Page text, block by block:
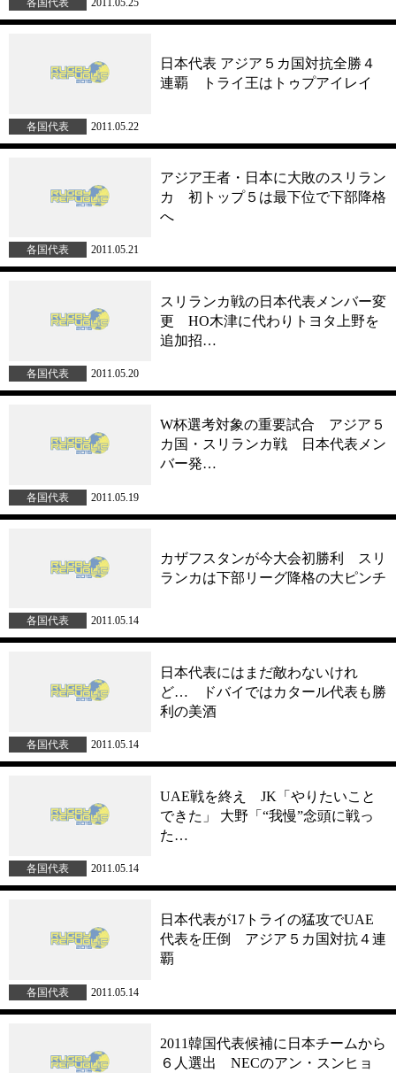
各国代表 2011.05.25
日本代表 アジア５カ国対抗全勝４
連覇 トライ王はトゥプアイレイ
各国代表 2011.05.22
アジア王者・日本に大敗のスリラン
カ 初トップ５は最下位で下部降格
へ
各国代表 2011.05.21
スリランカ戦の日本代表メンバー変
更 HO木津に代わりトヨタ上野を
追加招…
各国代表 2011.05.20
W杯選考対象の重要試合 アジア５
カ国・スリランカ戦 日本代表メン
バー発…
各国代表 2011.05.19
カザフスタンが今大会初勝利 スリ
ランカは下部リーグ降格の大ピンチ
各国代表 2011.05.14
日本代表にはまだ敵わないけれ
ど… ドバイではカタール代表も勝
利の美酒
各国代表 2011.05.14
UAE戦を終え JK「やりたいこと
できた」 大野「“我慢”念頭に戦っ
た…
各国代表 2011.05.14
日本代表が17トライの猛攻でUAE
代表を圧倒 アジア５カ国対抗４連
覇
各国代表 2011.05.14
2011韓国代表候補に日本チームから
６人選出 NECのアン・スンヒョ